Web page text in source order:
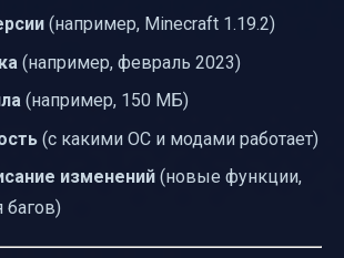
(например, Minecraft 1.19.2)
(например, февраль 2023)
(например, 150 МБ)
(с какими ОС и модами работает)
изменений (новые функции,
багов)